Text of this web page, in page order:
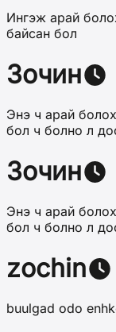
Ингэж арай
байсан бол
Зочин
Энэ ч арай
бол ч болно л
Зочин
Энэ ч арай
бол ч болно л
zochin
buulgad odo